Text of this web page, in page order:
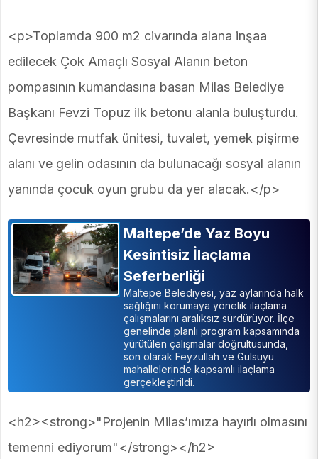
<p>Toplamda 900 m2 civarında alana inşaa
edilecek Çok Amaçlı Sosyal Alanın beton
pompasının kumandasına basan Milas Belediye
Başkanı Fevzi Topuz ilk betonu alanla buluşturdu.
Çevresinde mutfak ünitesi, tuvalet, yemek pişirme
alanı ve gelin odasının da bulunacağı sosyal alanın
yanında çocuk oyun grubu da yer alacak.</p>
Maltepe’de Yaz Boyu
Kesintisiz İlaçlama
Seferberliği
Maltepe Belediyesi, yaz aylarında halk
sağlığını korumaya yönelik ilaçlama
çalışmalarını aralıksız sürdürüyor. İlçe
genelinde planlı program kapsamında
yürütülen çalışmalar doğrultusunda,
son olarak Feyzullah ve Gülsuyu
mahallelerinde kapsamlı ilaçlama
gerçekleştirildi.
<h2><strong>"Projenin Milas’ımıza hayırlı olmasını
temenni ediyorum"</strong></h2>